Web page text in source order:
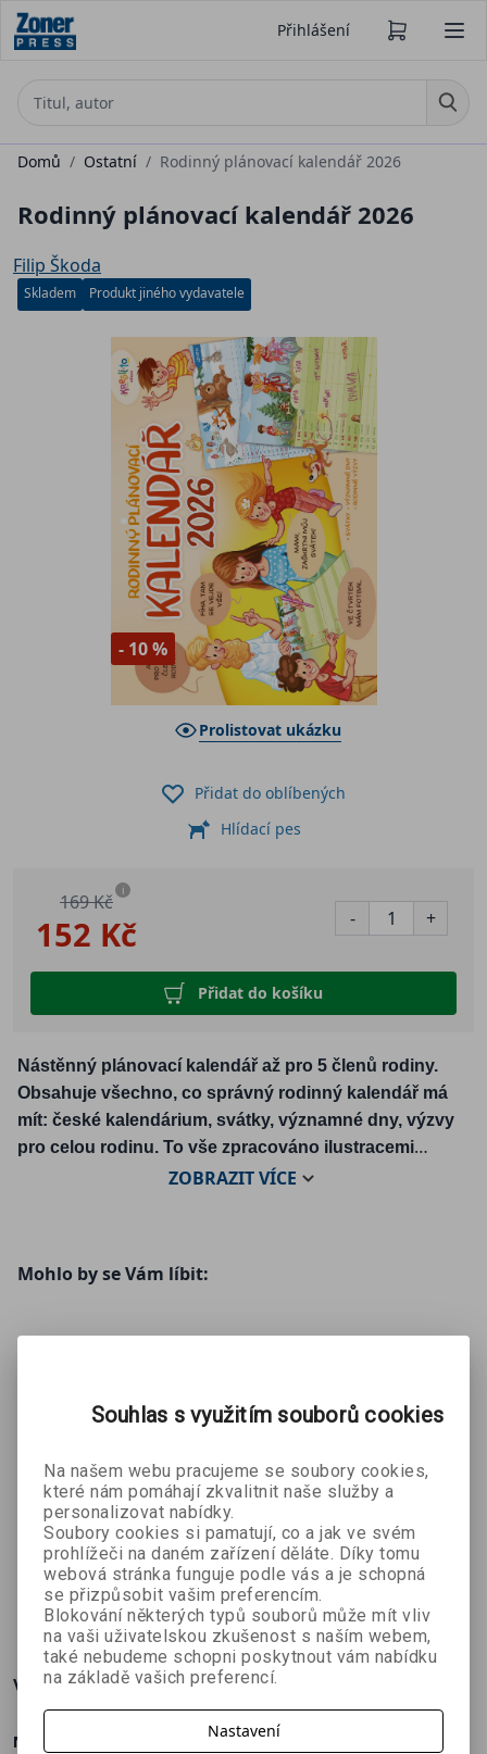
Přihlášení
Domů / Ostatní / Rodinný plánovací kalendář 2026
Rodinný plánovací kalendář 2026
Filip Škoda
Skladem Produkt jiného vydavatele
- 10 %
Prolistovat ukázku
152 Kč
169 Kč i
- +
Přidat do košíku
Přidat do oblíbených
Hlídací pes
Nástěnný plánovací kalendář až pro 5 členů rodiny.
Obsahuje všechno, co správný rodinný kalendář má
mít: české kalendárium, svátky, významné dny, výzvy
pro celou rodinu. To vše zpracováno ilustracemi
oblíbeného autora. S naším kalendářem vám neuteče
ZOBRAZITVÍCE
Mohlo by se Vám líbit:
Rodinný
plánovací
kalendář
2026 -
prázdný
kolektiv autorů
179 Kč 199 Kč
Úžasní
dinosauři
kol. autorů
224 Kč 249 Kč
Nástěnný
kalendář
2026 -
Historie 2.
světové
války
kolektiv autorů
179 Kč 199 Kč
Více o knize
Nástěnný plánovací kalendář až pro 5 členů rodiny.
Souhlas s využitím souborů cookies
Na našem webu pracujeme se soubory cookies,
které nám pomáhají zkvalitnit naše služby a
personalizovat nabídky.
Soubory cookies si pamatují, co a jak ve svém
prohlížeči na daném zařízení děláte. Díky tomu
webová stránka funguje podle vás a je schopná
se přizpůsobit vašim preferencím.
Blokování některých typů souborů může mít vliv
na vaši uživatelskou zkušenost s naším webem,
také nebudeme schopni poskytnout vám nabídku
na základě vašich preferencí.
Nastavení